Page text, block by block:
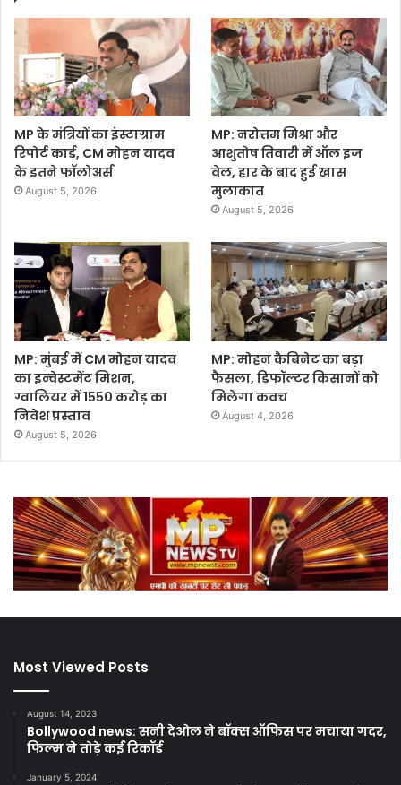
MP के मंत्रियों का इंस्टाग्राम
रिपोर्ट कार्ड, CM मोहन यादव
के इतने फॉलोअर्स
August 5, 2026
MP: नरोत्तम मिश्रा और
आशुतोष तिवारी में ऑल इज
वेल, हार के बाद हुई खास
मुलाकात
August 5, 2026
MP: मुंबई में CM मोहन यादव
का इन्वेस्टमेंट मिशन,
ग्वालियर में 1550 करोड़ का
निवेश प्रस्ताव
August 5, 2026
MP: मोहन कैबिनेट का बड़ा
फैसला, डिफॉल्टर किसानों को
मिलेगा कवच
August 4, 2026
Most Viewed Posts
August 14, 2023
Bollywood news: सनी देओल ने बॉक्स ऑफिस पर मचाया गदर,
फिल्म ने तोड़े कई रिकॉर्ड
January 5, 2024